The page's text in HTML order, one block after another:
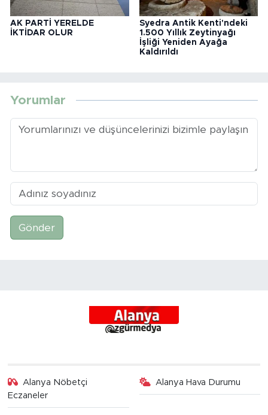
AK PARTİ YERELDE
İKTİDAR OLUR
Syedra Antik Kenti'ndeki
1.500 Yıllık Zeytinyağı
İşliği Yeniden Ayağa
Kaldırıldı
Yorumlar
Gönder
Alanya Nöbetçi
Eczaneler
Alanya Hava Durumu